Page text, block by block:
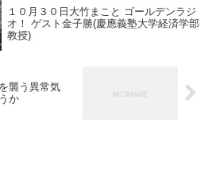
１０月３０日大竹まこと ゴールデンラジ
オ！ ゲスト金子勝(慶應義塾大学経済学部
教授)
襲う異常気
か